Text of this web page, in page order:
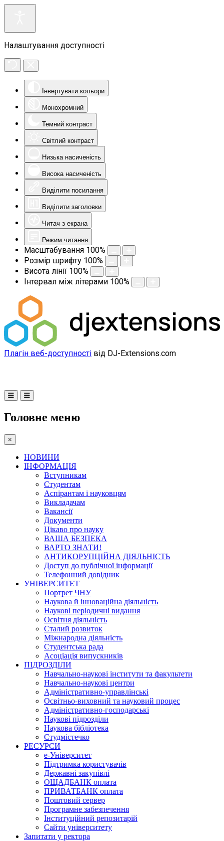
Налаштування доступності
Інвертувати кольори
Монохромний
Темний контраст
Світлий контраст
Низька насиченість
Висока насиченість
Виділити посилання
Виділити заголовки
Читач з екрана
Режим читання
Масштабування 100%
Розмір шрифту 100%
Висота лінії 100%
Інтервал між літерами 100%
Плагін веб-доступності від DJ-Extensions.com
Головне меню
×
НОВИНИ
ІНФОРМАЦІЯ
Вступникам
Студентам
Аспірантам і науковцям
Викладачам
Вакансії
Документи
Цікаво про науку
ВАША БЕЗПЕКА
ВАРТО ЗНАТИ!
АНТИКОРУПЦІЙНА ДІЯЛЬНІСТЬ
Доступ до публічної інформації
Телефонний довідник
УНІВЕРСИТЕТ
Портрет ЧНУ
Наукова й інноваційна діяльність
Наукові періодичні видання
Освітня діяльність
Сталий розвиток
Міжнародна діяльність
Студентська рада
Асоціація випускників
ПІДРОЗДІЛИ
Навчально-наукові інститути та факультети
Навчально-наукові центри
Адміністративно-управлінські
Освітньо-виховний та науковий процес
Адміністративно-господарські
Наукові підрозділи
Наукова бібліотека
Студмістечко
РЕСУРСИ
е-Університет
Підтримка користувачів
Державні закупівлі
ОЩАДБАНК оплата
ПРИВАТБАНК оплата
Поштовий сервер
Програмне забезпечення
Інституційний репозитарій
Сайти університету
Запитати у ректора